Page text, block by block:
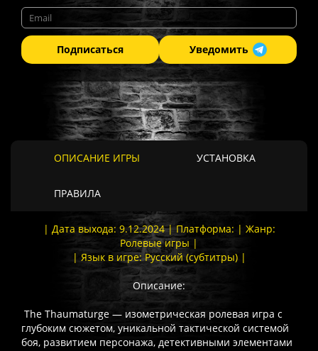
Подписаться Уведомить
ОПИСАНИЕ ИГРЫ УСТАНОВКА
ПРАВИЛА
| Дата выхода: 9.12.2024 | Платформа: | Жанр:
Ролевые игры |
| Язык в игре: Русский (субтитры) |
Описание:
The Thaumaturge — изометрическая ролевая игра с
глубоким сюжетом, уникальной тактической системой
боя, развитием персонажа, детективными элементами